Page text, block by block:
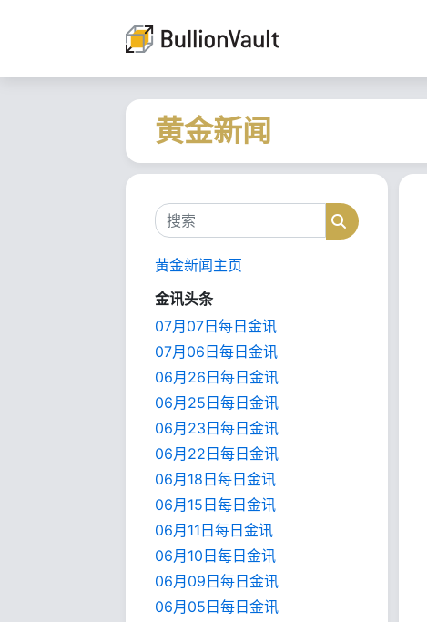
黄金新闻
搜索 搜索
黄金新闻主页
金讯头条
07月07日每日金讯
07月06日每日金讯
06月26日每日金讯
06月25日每日金讯
06月23日每日金讯
06月22日每日金讯
06月18日每日金讯
06月15日每日金讯
06月11日每日金讯
06月10日每日金讯
06月09日每日金讯
06月05日每日金讯